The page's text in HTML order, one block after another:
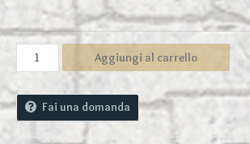
44,00€
Bracciale
lungo
torc
intrecciato,
con
Aggiungi al carrello
Fai una domanda